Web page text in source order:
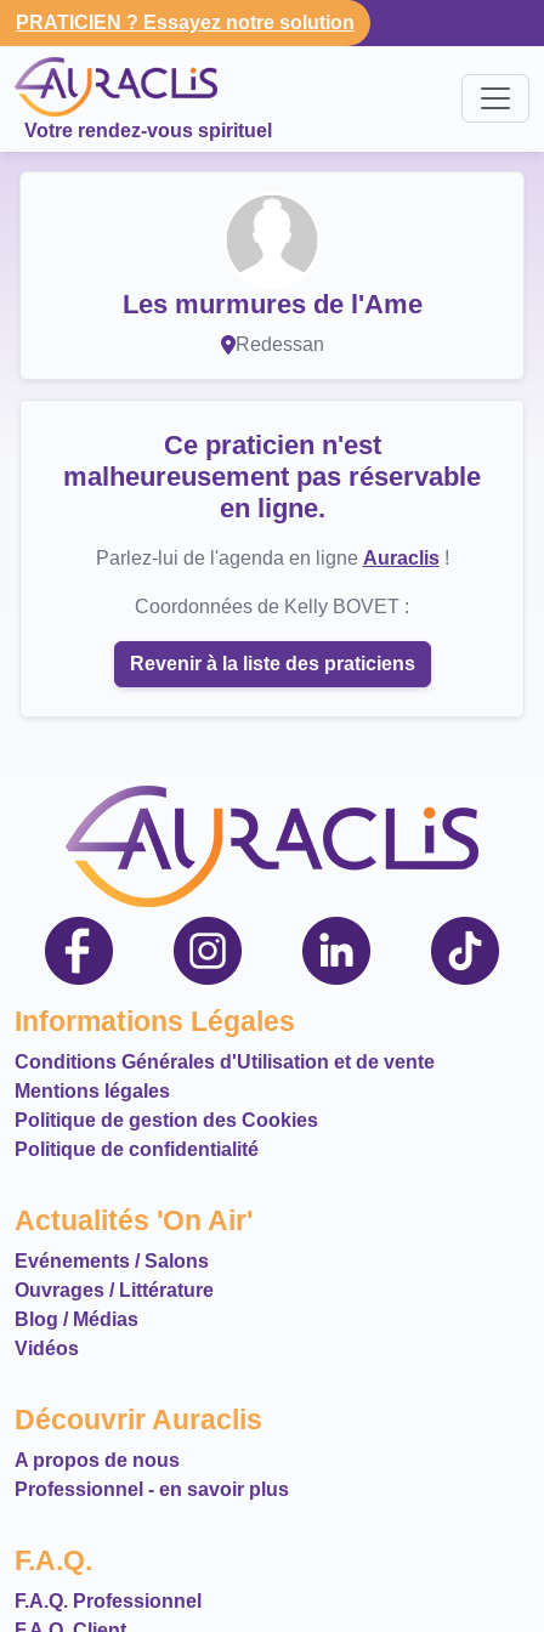
PRATICIEN ? Essayez notre solution
Votre rendez-vous spirituel
Les murmures de l'Ame
Redessan
Ce praticien n'est
malheureusement pas réservable
en ligne.
Parlez-lui de l'agenda en ligne Auraclis!
Coordonnées de Kelly BOVET :
Revenir à la liste des praticiens
Informations Légales
Conditions Générales d'Utilisation et de vente
Mentions légales
Politique de gestion des Cookies
Politique de confidentialité
Actualités 'On Air'
Evénements / Salons
Ouvrages / Littérature
Blog / Médias
Vidéos
Découvrir Auraclis
A propos de nous
Professionnel - en savoir plus
F.A.Q.
F.A.Q. Professionnel